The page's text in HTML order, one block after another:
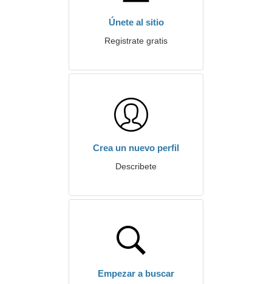
Únete al sitio
Registrate gratis
Crea un nuevo perfil
Describete
Empezar a buscar